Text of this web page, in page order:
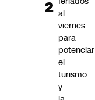
al
viernes
para
potenciar
el
turismo
y